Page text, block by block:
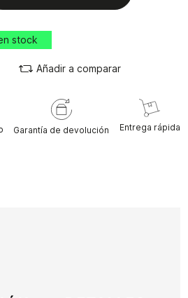
stock
Añadir a comparar
Garantía de devolución Entrega rápida